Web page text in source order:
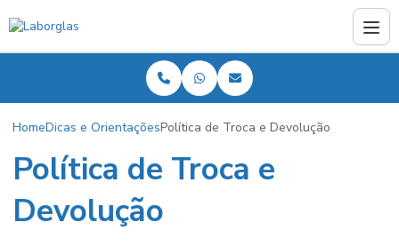
HomeDicas e OrientaçõesPolítica de Troca e Devolução
Política de Troca e
Devolução